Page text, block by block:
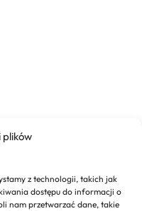
z technologii, takich jak
dostępu do informacji o
nam przetwarzać dane, takie